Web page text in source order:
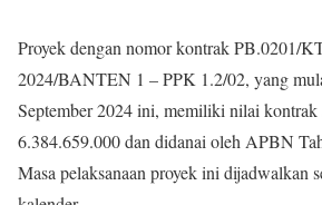
Proyek dengan nomor kontrak PB.0201/
2024/BANTEN 1 – PPK 1.2/02, yang
September 2024 ini, memiliki nilai kontrak
6.384.659.000 dan didanai oleh APBN
Masa pelaksanaan proyek ini dijadwalkan